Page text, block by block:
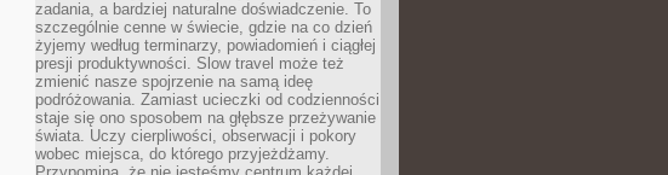
zadania, a bardziej naturalne doświadczenie. To
szczególnie cenne w świecie, gdzie na co dzień
żyjemy według terminarzy, powiadomień i ciągłej
presji produktywności. Slow travel może też
zmienić nasze spojrzenie na samą ideę
podróżowania. Zamiast ucieczki od codzienności
staje się ono sposobem na głębsze przeżywanie
świata. Uczy cierpliwości, obserwacji i pokory
wobec miejsca, do którego przyjeżdżamy.